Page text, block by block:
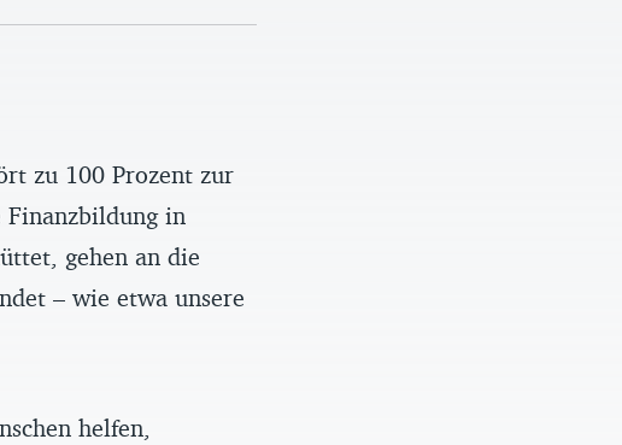
zu 100 Prozent zur
in
gehen an die
– wie etwa unsere
helfen,